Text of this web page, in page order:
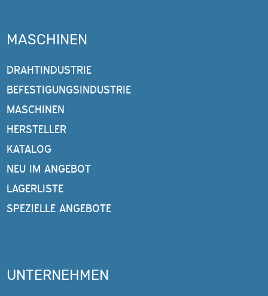
MASCHINEN
DRAHTINDUSTRIE
BEFESTIGUNGSINDUSTRIE
MASCHINEN
HERSTELLER
KATALOG
NEU IM ANGEBOT
LAGERLISTE
SPEZIELLE ANGEBOTE
UNTERNEHMEN